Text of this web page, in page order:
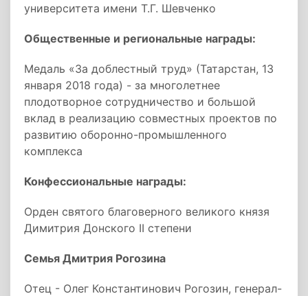
университета имени Т.Г. Шевченко
Общественные и региональные награды:
Медаль «За доблестный труд» (Татарстан, 13
января 2018 года) - за многолетнее
плодотворное сотрудничество и большой
вклад в реализацию совместных проектов по
развитию оборонно-промышленного
комплекса
Конфессиональные награды:
Орден святого благоверного великого князя
Димитрия Донского II степени
Семья Дмитрия Рогозина
Отец - Олег Константинович Рогозин, генерал-